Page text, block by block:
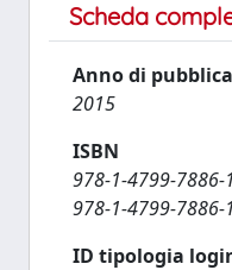
Scheda
Anno di
2015
ISBN
978-1-4799-7886-1
978-1-4799-7886-1
ID tipologia